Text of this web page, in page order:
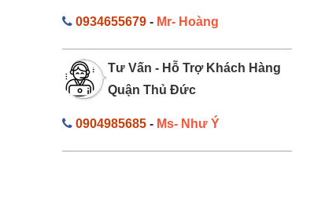
0934655679- Mr- Hoàng
Tư Vấn - Hỗ Trợ Khách Hàng
Quận Thủ Đức
0904985685- Ms- Như Ý